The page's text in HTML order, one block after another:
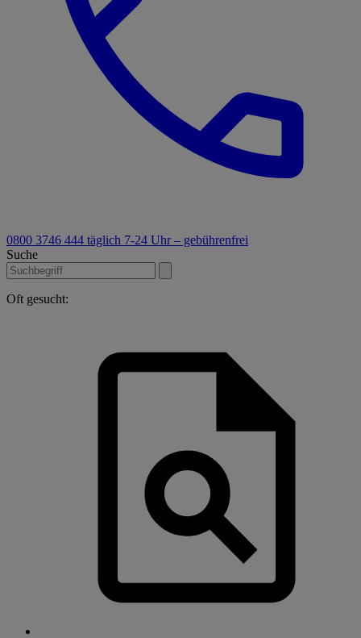
0800 3746 444 täglich 7-24 Uhr – gebührenfrei
Suche
Oft gesucht: